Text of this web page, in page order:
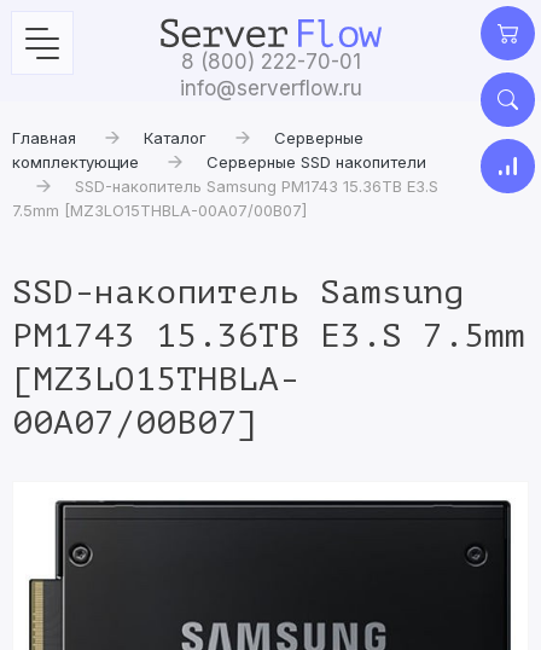
8 (800) 222-70-01
info@serverflow.ru
Главная Каталог
Серверные
комплектующие
Серверные SSD накопители
SSD-накопитель Samsung PM1743 15.36TB E3.S
7.5mm [MZ3LO15THBLA-00A07/00B07]
SSD-накопитель Samsung
PM1743 15.36TB E3.S 7.5mm
[MZ3LO15THBLA-
00A07/00B07]